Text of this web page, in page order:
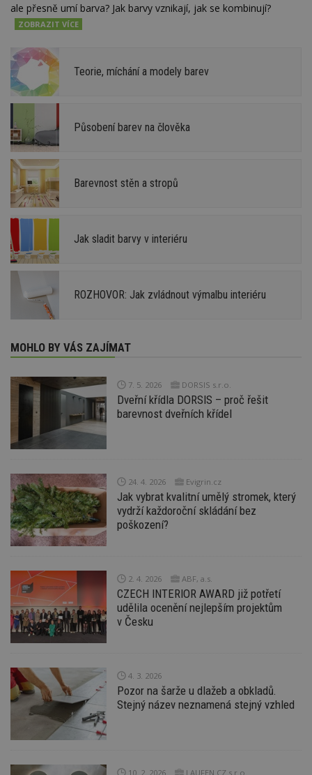
ale přesně umí barva? Jak barvy vznikají, jak se kombinují?
Teorie, míchání a modely barev
Působení barev na člověka
Barevnost stěn a stropů
Jak sladit barvy v interiéru
ROZHOVOR: Jak zvládnout výmalbu interiéru
MOHLO BY VÁS ZAJÍMAT
7. 5. 2026 DORSIS s.r.o.
Dveřní křídla DORSIS – proč řešit
barevnost dveřních křídel
24. 4. 2026 Evigrin.cz
Jak vybrat kvalitní umělý stromek, který
vydrží každoroční skládání bez
poškození?
2. 4. 2026 ABF, a.s.
CZECH INTERIOR AWARD již potřetí
udělila ocenění nejlepším projektům
v Česku
4. 3. 2026
Pozor na šarže u dlažeb a obkladů.
Stejný název neznamená stejný vzhled
10. 2. 2026 LAUFEN CZ s.r.o.